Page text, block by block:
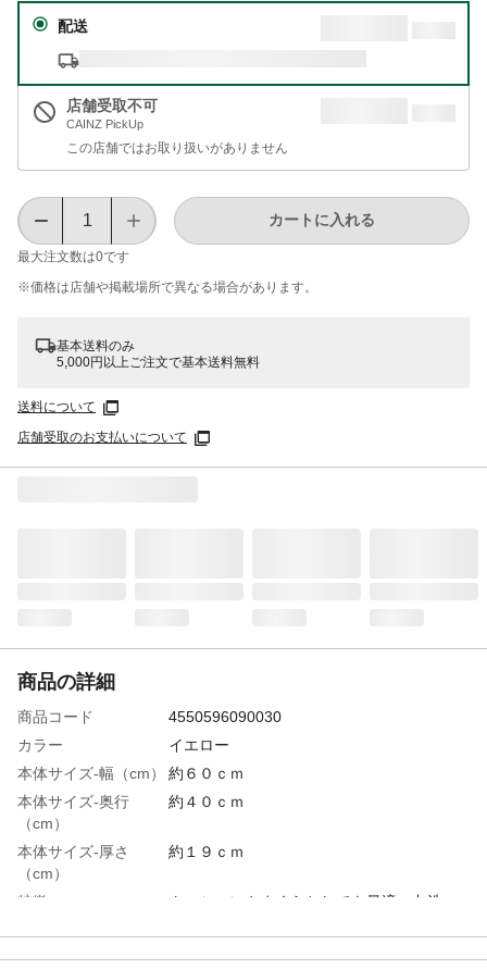
配送
店舗受取不可
CAINZ PickUp
この店舗ではお取り扱いがありません
最大注文数は0です
カートに入れる
※価格は​店舗や​掲載場所で​異なる​場合が​あります。
基本送料のみ
5,000円以上ご注文で基本送料無料
送料について
店舗受取のお支払いについて
商品の詳細
商品コード
4550596090030
カラー
イエロー
本体サイズ-幅（cm）
約６０ｃｍ
本体サイズ-奥行
（cm）
約４０ｃｍ
本体サイズ-厚さ
（cm）
約１９ｃｍ
特徴
クッションやまくらとしても最適 丸洗い